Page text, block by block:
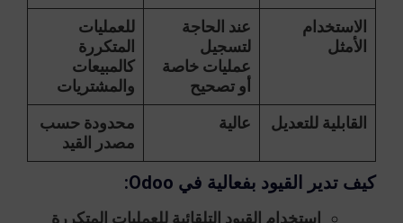
الاستخدام
الأمثل
عند الحاجة
لتسجيل
عمليات خاصة
أو تصحيح
للعمليات
المتكررة
كالمبيعات
والمشتريات
القابلية للتعديل
عالية
محدودة حسب
مصدر القيد
كيف تدير القيود بفعالية في Odoo:
استخدام القيود التلقائية للعمليات المتكررة